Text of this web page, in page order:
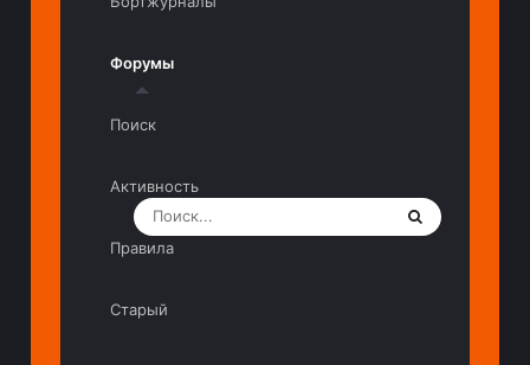
Форумы
Поиск
Активность
Правила
Старый